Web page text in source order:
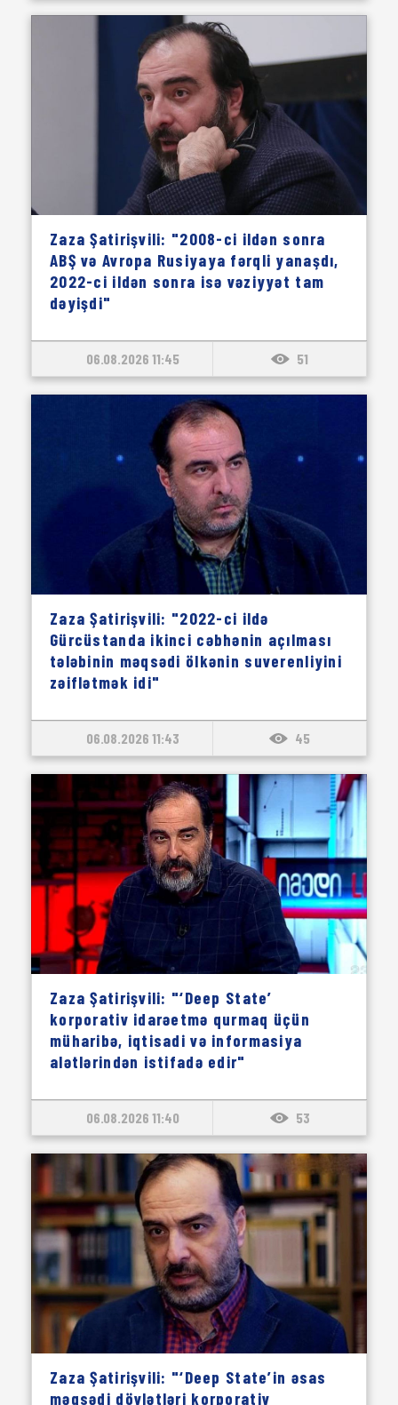
Zaza Şatirişvili: "2008-ci ildən sonra
ABŞ və Avropa Rusiyaya fərqli yanaşdı,
2022-ci ildən sonra isə vəziyyət tam
dəyişdi"
06.08.2026 11:45 51
Zaza Şatirişvili: "2022-ci ildə
Gürcüstanda ikinci cəbhənin açılması
tələbinin məqsədi ölkənin suverenliyini
zəiflətmək idi"
06.08.2026 11:43 45
Zaza Şatirişvili: "‘Deep State’
korporativ idarəetmə qurmaq üçün
müharibə, iqtisadi və informasiya
alətlərindən istifadə edir"
06.08.2026 11:40 53
Zaza Şatirişvili: "‘Deep State’in əsas
məqsədi dövlətləri korporativ